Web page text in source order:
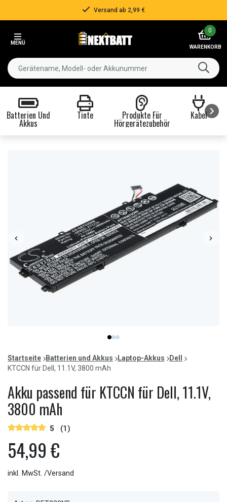
Versand ab 2,99 €
MENÜ
0
WARENKORB
Batterien Und
Akkus
Tinte Produkte Für
Hörgerätezubehör
Kabel
item
0
item
1
item
2
of
3
Startseite Batterien und Akkus Laptop-Akkus
Dell
KTCCN für Dell, 11.1V, 3800 mAh
Akku passend für KTCCN für Dell, 11.1V,
3800 mAh
5 (1)
54,99 €
inkl. MwSt. /Versand